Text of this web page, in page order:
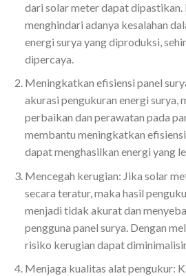
dari solar meter dapat dipastikan.
menghindari adanya kesalahan
energi surya yang diproduksi,
dipercaya.
Meningkatkan efisiensi panel
akurasi pengukuran energi surya,
perbaikan dan perawatan pada
membantu meningkatkan
dapat menghasilkan energi yang
Mencegah kerugian: Jika solar
secara teratur, maka hasil
menjadi tidak akurat dan
pengguna panel surya. Dengan
risiko kerugian dapat
Menjaga kualitas alat pengukur: